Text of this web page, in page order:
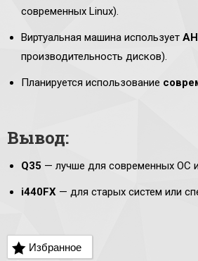
современных Linux).
Виртуальная машина использует
производительность дисков).
Планируется использование
Вывод:
Q35 — лучше для современных ОС
i440FX — для старых систем или
Избранное